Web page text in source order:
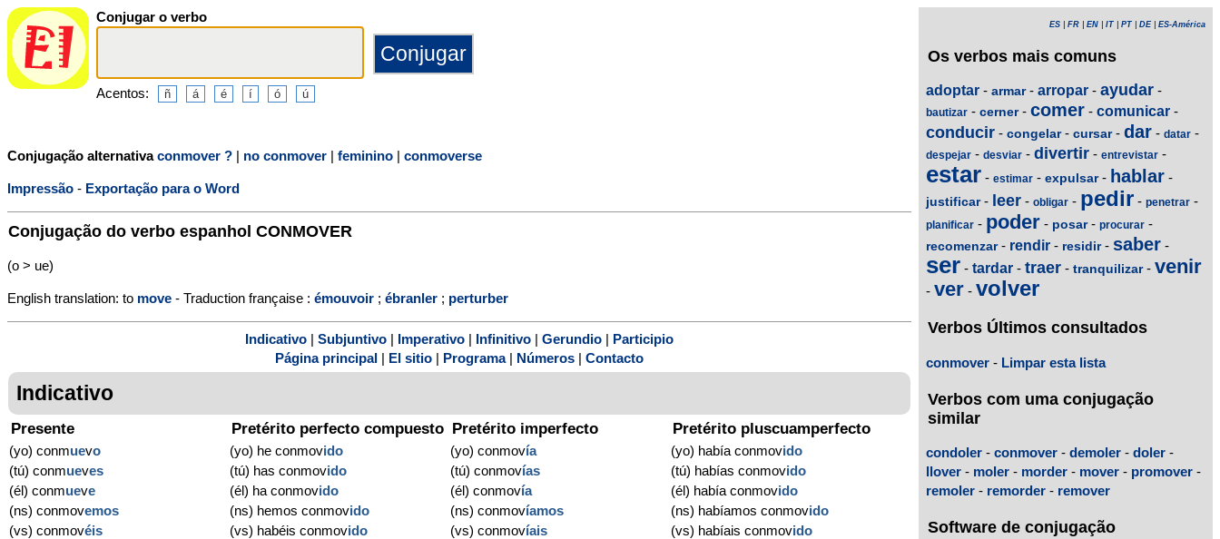
Conjugar o verbo
Acentos:
Conjugação alternativaconmover ? | no conmover | feminino | conmoverse
Impressão - Exportação para o Word
Conjugação do verbo espanhol CONMOVER
(o > ue)
English translation: to move - Traduction française : émouvoir ; ébranler ; perturber
Indicativo | Subjuntivo | Imperativo | Infinitivo | Gerundio | Participio
Página principal | El sitio | Programa| Números | Contacto
Indicativo
Presente
(yo) conmuevo
(tú) conmueves
(él) conmueve
(ns) conmovemos
(vs) conmovéis
Pretérito perfecto compuesto
(yo) he conmovido
(tú) has conmovido
(él) ha conmovido
(ns) hemos conmovido
(vs) habéis conmovido
Pretérito imperfecto
(yo) conmovía
(tú) conmovías
(él) conmovía
(ns) conmovíamos
(vs) conmovíais
Pretérito pluscuamperfecto
(yo) había conmovido
(tú) habías conmovido
(él) había conmovido
(ns) habíamos conmovido
(vs) habíais conmovido
ES FR EN IT PT DE| ES-América
Os verbos mais comuns
adoptar - armar- arropar - ayudar -
bautizar - cerner- comer - comunicar -
conducir - congelar- cursar- dar - datar -
despejar - desviar - divertir - entrevistar -
estar - estimar - expulsar- hablar -
justificar- leer - obligar - pedir - penetrar -
planificar - poder - posar- procurar -
recomenzar- rendir - residir- saber -
ser - tardar - traer - tranquilizar- venir
- ver - volver
Verbos Últimos consultados
conmover - Limpar esta lista
Verbos com uma conjugação
similar
condoler - conmover - demoler - doler -
llover - moler - morder - mover - promover -
remoler - remorder - remover
Software de conjugação